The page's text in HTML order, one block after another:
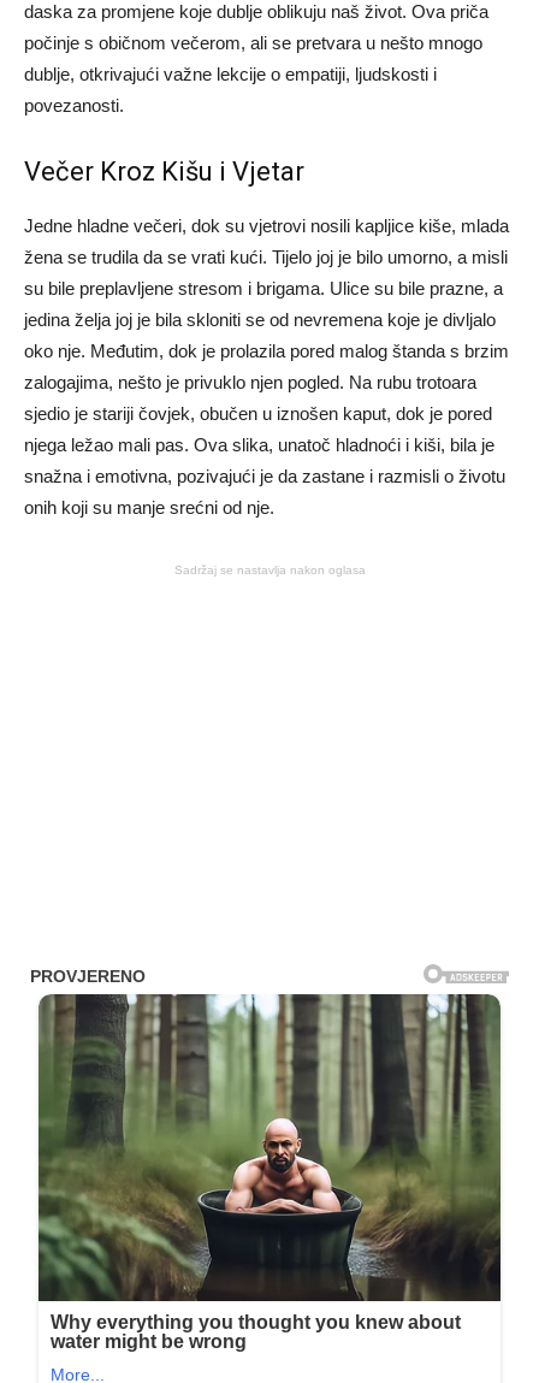
daska za promjene koje dublje oblikuju naš život. Ova priča
počinje s običnom večerom, ali se pretvara u nešto mnogo
dublje, otkrivajući važne lekcije o empatiji, ljudskosti i
povezanosti.
Večer Kroz Kišu i Vjetar
Jedne hladne večeri, dok su vjetrovi nosili kapljice kiše, mlada
žena se trudila da se vrati kući. Tijelo joj je bilo umorno, a misli
su bile preplavljene stresom i brigama. Ulice su bile prazne, a
jedina želja joj je bila skloniti se od nevremena koje je divljalo
oko nje. Međutim, dok je prolazila pored malog štanda s brzim
zalogajima, nešto je privuklo njen pogled. Na rubu trotoara
sjedio je stariji čovjek, obučen u iznošen kaput, dok je pored
njega ležao mali pas. Ova slika, unatoč hladnoći i kiši, bila je
snažna i emotivna, pozivajući je da zastane i razmisli o životu
onih koji su manje srećni od nje.
Sadržaj se nastavlja nakon oglasa